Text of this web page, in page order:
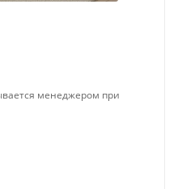
менеджером при